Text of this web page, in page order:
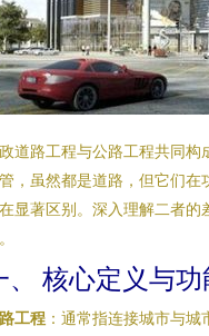
道路工程与公路工程共同
，虽然都是道路，但它们
显著区别。深入理解二者
、 核心定义与
工程 ：通常指连接城市与